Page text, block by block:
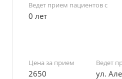
Ведет прием пациентов с
0 лет
Цена за прием
2650
Ведет
ул.